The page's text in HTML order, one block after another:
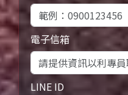
電子信箱
LINE ID